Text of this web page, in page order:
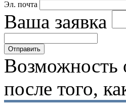
Эл. почта
Ваша заявка
Возможность
после того,